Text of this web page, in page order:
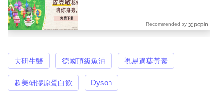
Recommended by
大研生醫 德國頂級魚油 視易適葉黃素
超美研膠原蛋白飲 Dyson